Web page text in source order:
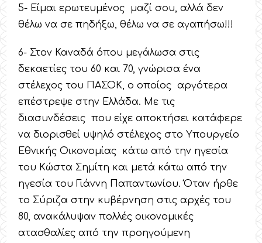
5- Είμαι ερωτευμένος μαζί σου, αλλά δεν
θέλω να σε πηδήξω, θέλω να σε αγαπήσω!!!
6- Στον Καναδά όπου μεγάλωσα στις
δεκαετίες του 60 και 70, γνώρισα ένα
στέλεχος του ΠΑΣΟΚ, ο οποίος αργότερα
επέστρεψε στην Ελλάδα. Με τις
διασυνδέσεις που είχε αποκτήσει κατάφερε
να διορισθεί υψηλό στέλεχος στο Υπουργείο
Εθνικής Οικονομίας κάτω από την ηγεσία
του Κώστα Σημίτη και μετά κάτω από την
ηγεσία του Γιάννη Παπαντωνίου. Όταν ήρθε
το Σύριζα στην κυβέρνηση στις αρχές του
80, ανακάλυψαν πολλές οικονομικές
ατασθαλίες από την προηγούμενη